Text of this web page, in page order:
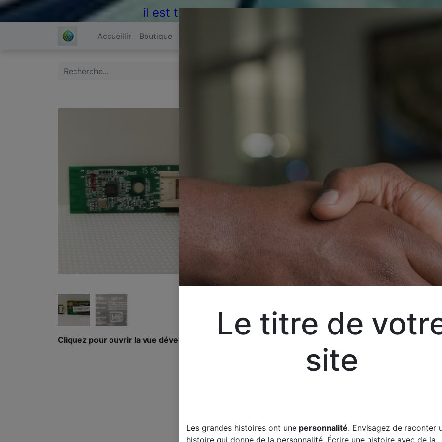
il est temps de réparer...Electronique 66 est
Accueillir Boutique
Cliquez pour ouvrir la vue développée.
Le titre de
site
Les grandes histoires ont une personnalité. Envisagez de raconter
histoire qui donne de la personnalité. Écrire une histoire avec de la